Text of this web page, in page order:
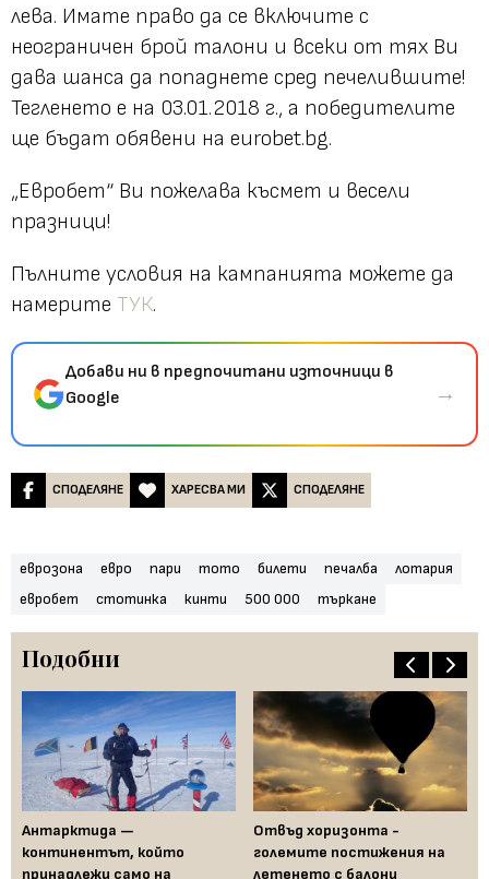
лева. Имате право да се включите с
неограничен брой талони и всеки от тях Ви
дава шанса да попаднете сред печелившите!
Тегленето е на 03.01.2018 г., а победителите
ще бъдат обявени на eurobet.bg.
„Евробет“ Ви пожелава късмет и весели
празници!
Пълните условия на кампанията можете да
намерите ТУК.
Добави ни в предпочитани източници в
Google
→
СПОДЕЛЯНЕ ХАРЕСВА МИ СПОДЕЛЯНЕ
еврозона евро пари тото билети печалба
лотария
евробет
стотинка кинти 500 000 търкане
Подобни
Антарктида —
континентът, който
принадлежи само на
Отвъд хоризонта -
големите постижения на
летенето с балони